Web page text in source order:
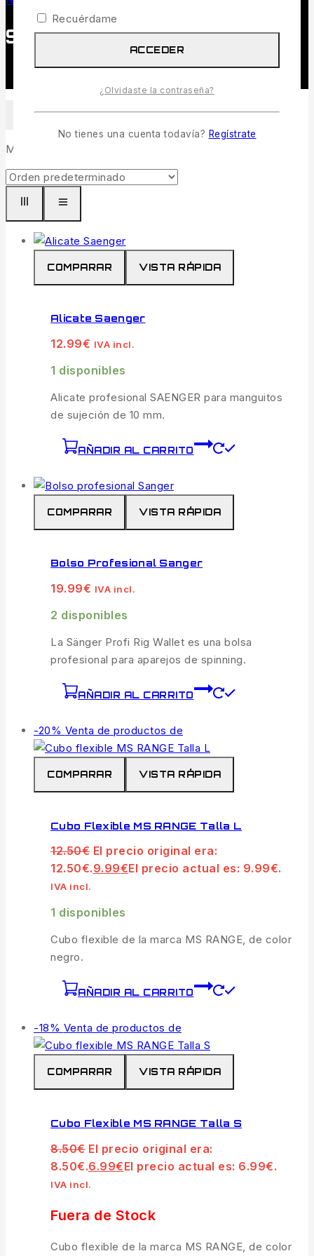
Sanger
FILTRAR
Mostrando todos los
COMPARAR VISTA RÁPIDA
Alicate Saenger
12.99€ IVA incl.
1 disponibles
Alicate profesional SAENGER para manguitos
de sujeción de 10 mm.
AÑADIR AL CARRITO
COMPARAR VISTA RÁPIDA
Bolso Profesional Sanger
19.99€ IVA incl.
2 disponibles
La Sänger Profi Rig Wallet es una bolsa
profesional para aparejos de spinning.
AÑADIR AL CARRITO
-20% Venta de productos de
COMPARAR VISTA RÁPIDA
Cubo Flexible MS RANGE Talla L
12.50€ El precio original era:
12.50€.9.99€El precio actual es: 9.99€.
IVA incl.
1 disponibles
Cubo flexible de la marca MS RANGE, de color
negro.
AÑADIR AL CARRITO
-18% Venta de productos de
COMPARAR VISTA RÁPIDA
Cubo Flexible MS RANGE Talla S
8.50€ El precio original era:
8.50€.6.99€El precio actual es: 6.99€.
IVA incl.
Fuera de Stock
Cubo flexible de la marca MS RANGE, de color
Recuérdame
ACCEDER
¿Olvidaste la contraseña?
No tienes una cuenta todavía? Regístrate